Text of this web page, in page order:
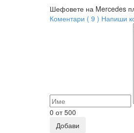
Шефовете на Mercedes
Коментари ( 9 ) Напиши
0 от 500
Добави